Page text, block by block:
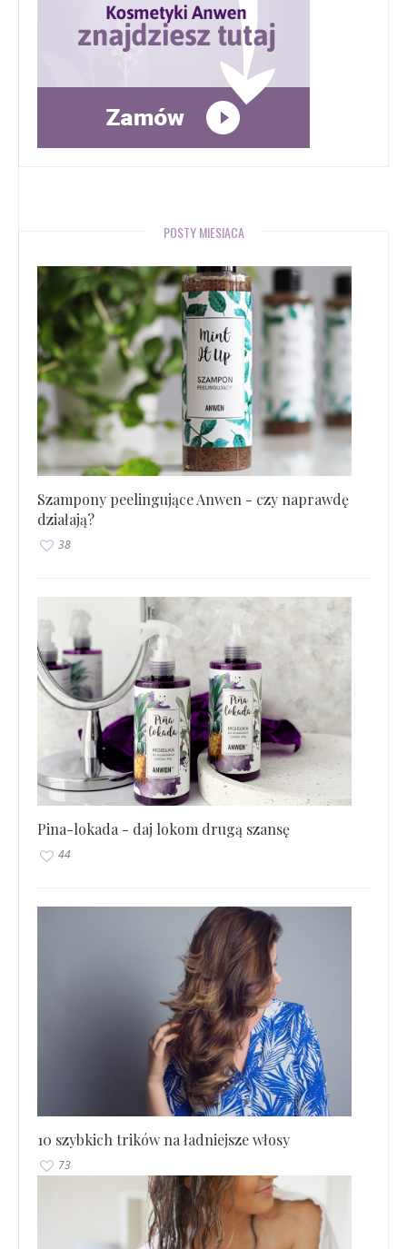
POSTY MIESIĄCA
Szampony peelingujące Anwen - czy naprawdę
działają?
38
Pina-lokada - daj lokom drugą szansę
44
10 szybkich trików na ładniejsze włosy
73